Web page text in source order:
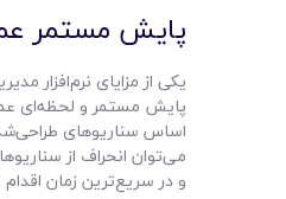
پایش مستمر
یکی از مزایای نرم‌افزار
پایش مستمر و لحظه‌ای
اساس سناریوهای
می‌توان انحراف از
و در سریع‌ترین زمان اقدام